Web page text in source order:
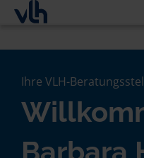
Ihre VLH-
Barbara